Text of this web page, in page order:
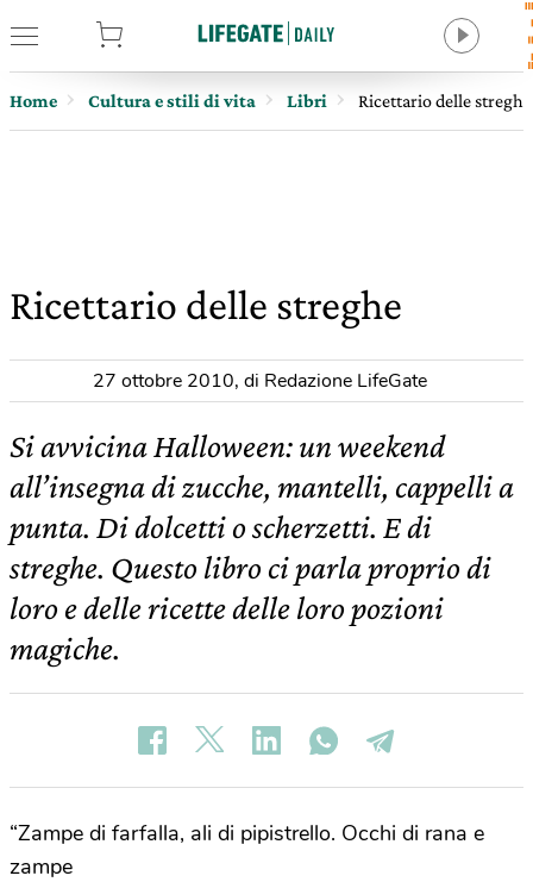
Home Cultura e stili di vita Libri Ricettario delle streghe
Ricettario delle streghe
27 ottobre 2010, di Redazione LifeGate
Si avvicina Halloween: un weekend
all’insegna di zucche, mantelli, cappelli a
punta. Di dolcetti o scherzetti. E di
streghe. Questo libro ci parla proprio di
loro e delle ricette delle loro pozioni
magiche.
“Zampe di farfalla, ali di pipistrello. Occhi di rana e
zampe